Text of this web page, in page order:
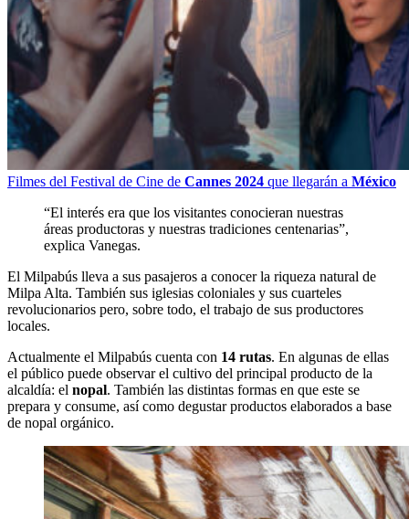
Filmes del Festival de Cine de Cannes 2024 que llegarán a México
“El interés era que los visitantes conocieran nuestras
áreas productoras y nuestras tradiciones centenarias”,
explica Vanegas.
El Milpabús lleva a sus pasajeros a conocer la riqueza natural de
Milpa Alta. También sus iglesias coloniales y sus cuarteles
revolucionarios pero, sobre todo, el trabajo de sus productores
locales.
Actualmente el Milpabús cuenta con 14 rutas. En algunas de ellas
el público puede observar el cultivo del principal producto de la
alcaldía: el nopal. También las distintas formas en que este se
prepara y consume, así como degustar productos elaborados a base
de nopal orgánico.